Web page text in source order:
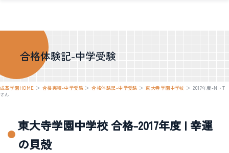
合格体験記-中学受験
成基学園HOME ＞ 合格実績-中学受験 ＞合格体験記-中学受験 ＞東大寺学園中学校 ＞2017年度-N・T
さん
東大寺学園中学校 合格-2017年度 | 幸運
の貝殻